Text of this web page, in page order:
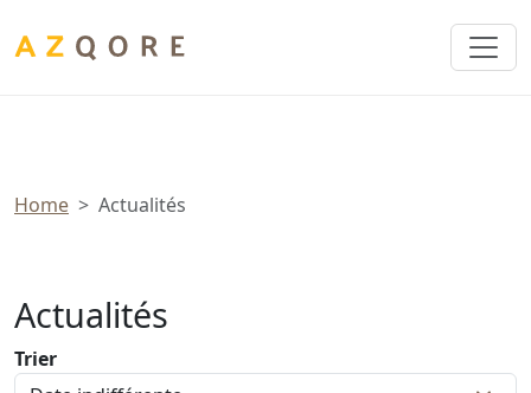
Home Actualités
Actualités
Trier